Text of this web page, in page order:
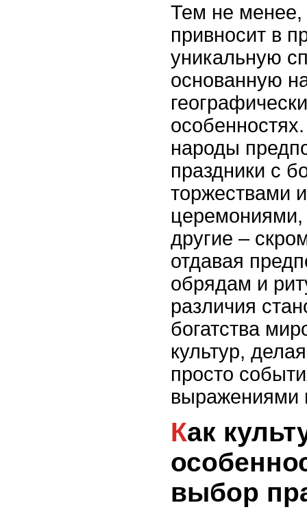
Тем не
привносит в
уникальную
основанную
народы
праздники с
торжествами
церемониями,
другие –
отдавая
обрядам и
различия
богатства
культур,
просто
выражениями
Как культурные
выбор